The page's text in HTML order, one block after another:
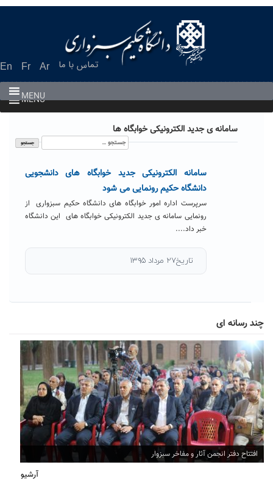
En Fr Ar تماس با ما
MENU
MENU
سامانه ی جدید الکترونیکی خوابگاه ها
جستجو
برای:
سامانه الکترونیکی جدید خوابگاه های دانشجویی
دانشگاه حکیم رونمایی می شود
سرپرست اداره امور خوابگاه های دانشگاه حکیم سبزواری از
رونمایی سامانه ی جدید الکترونیکی خوابگاه های این دانشگاه
خبر داد....
تاریخ۲۷ مرداد ۱۳۹۵
چند رسانه ای
افتتاح دفتر انجمن آثار و مفاخر سبزوار
آرشیو